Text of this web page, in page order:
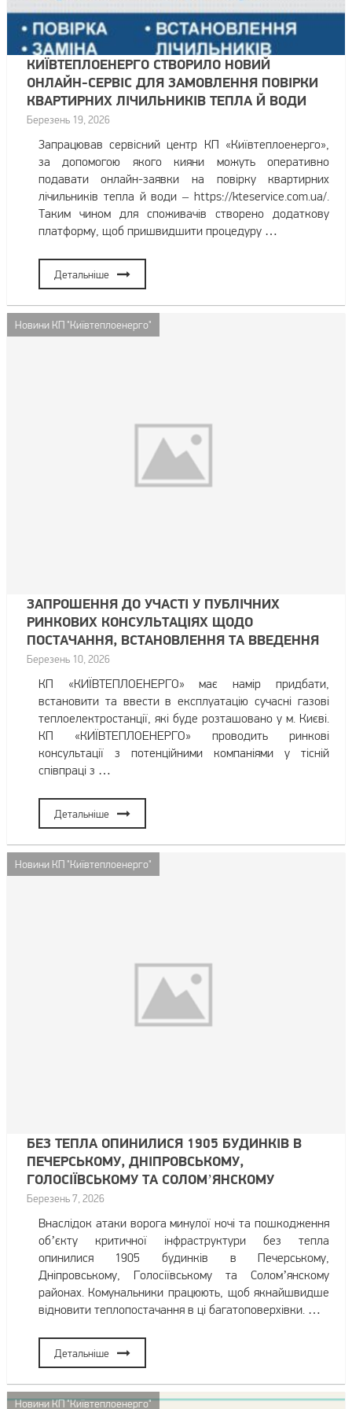
КИЇВТЕПЛОЕНЕРГО СТВОРИЛО НОВИЙ
ОНЛАЙН-СЕРВІС ДЛЯ ЗАМОВЛЕННЯ ПОВІРКИ
КВАРТИРНИХ ЛІЧИЛЬНИКІВ ТЕПЛА Й ВОДИ
Березень 19, 2026
Запрацював сервісний центр КП «Київтеплоенерго»,
за допомогою якого кияни можуть оперативно
подавати онлайн-заявки на повірку квартирних
лічильників тепла й води – https://kteservice.com.ua/.
Таким чином для споживачів створено додаткову
платформу, щоб пришвидшити процедуру …
Детальніше
Новини КП "Київтеплоенерго"
ЗАПРОШЕННЯ ДО УЧАСТІ У ПУБЛІЧНИХ
РИНКОВИХ КОНСУЛЬТАЦІЯХ ЩОДО
ПОСТАЧАННЯ, ВСТАНОВЛЕННЯ ТА ВВЕДЕННЯ
В ЕКСПЛУАТАЦІЮ КОГЕНЕРАЦІЙНИХ
УСТАНОВОК У МІСТІ КИЄВІ
Березень 10, 2026
КП «КИЇВТЕПЛОЕНЕРГО» має намір придбати,
встановити та ввести в експлуатацію сучасні газові
теплоелектростанції, які буде розташовано у м. Києві.
КП «КИЇВТЕПЛОЕНЕРГО» проводить ринкові
консультації з потенційними компаніями у тісній
співпраці з …
Детальніше
Новини КП "Київтеплоенерго"
БЕЗ ТЕПЛА ОПИНИЛИСЯ 1905 БУДИНКІВ В
ПЕЧЕРСЬКОМУ, ДНІПРОВСЬКОМУ,
ГОЛОСІЇВСЬКОМУ ТА СОЛОМʼЯНСКОМУ
РАЙОНАХ
Березень 7, 2026
Внаслідок атаки ворога минулої ночі та пошкодження
обʼєкту критичної інфраструктури без тепла
опинилися 1905 будинків в Печерському,
Дніпровському, Голосіївському та Соломʼянскому
районах. Комунальники працюють, щоб якнайшвидше
відновити теплопостачання в ці багатоповерхівки. …
Детальніше
Новини КП "Київтеплоенерго"